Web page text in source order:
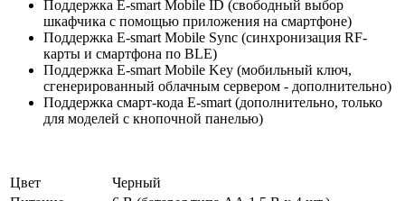
Поддержка E-smart Mobile ID (свободный выбор
шкафчика с помощью приложения на смартфоне)
Поддержка E-smart Mobile Sync (синхронизация RF-
карты и смартфона по BLE)
Поддержка E-smart Mobile Key (мобильный ключ,
сгенерированный облачным сервером - дополнительно)
Поддержка смарт-кода E-smart (дополнительно, только
для моделей с кнопочной панелью)
Цвет
Черный